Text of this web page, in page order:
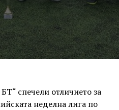
спечели отличието за
неделна лига по